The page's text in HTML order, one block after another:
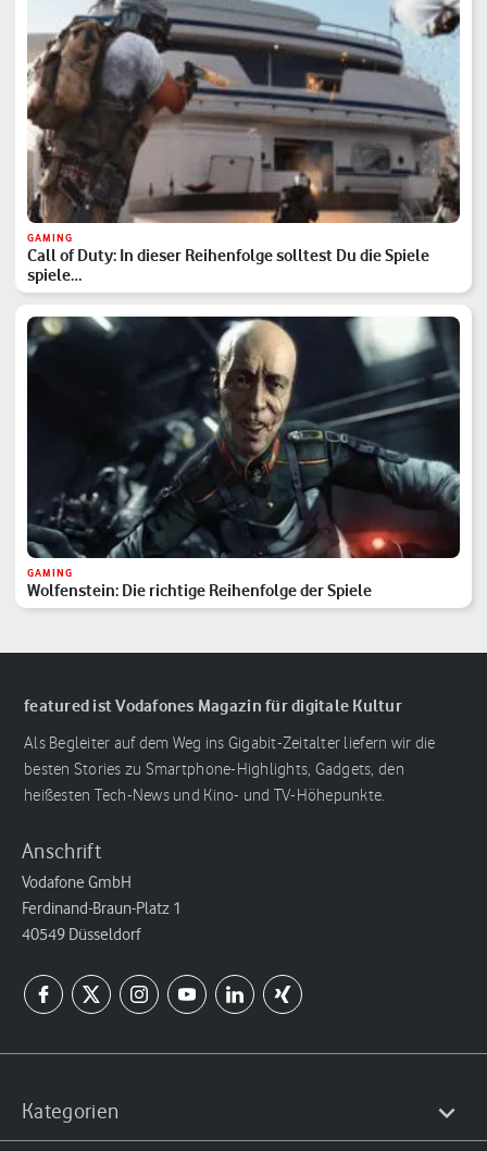
GAMING
Call of Duty: In dieser Reihenfolge solltest Du die Spiele
spiele…
GAMING
Wolfenstein: Die richtige Reihenfolge der Spiele
featured ist Vodafones Magazin für digitale Kultur
Als Begleiter auf dem Weg ins Gigabit-Zeitalter liefern wir die
besten Stories zu Smartphone-Highlights, Gadgets, den
heißesten Tech-News und Kino- und TV-Höhepunkte.
Anschrift
Vodafone GmbH
Ferdinand-Braun-Platz 1
40549 Düsseldorf
Kategorien